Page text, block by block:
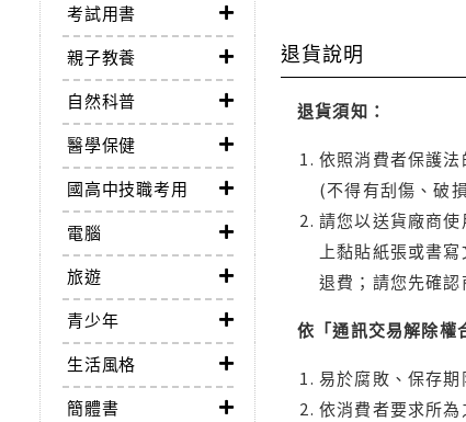
考試用書
親子教養
自然科普
醫學保健
國高中技職考用
電腦
旅遊
青少年
生活風格
簡體書
退貨說明
退貨須知：
依照消費者保護
(不得有刮傷、破
請您以送貨廠商
上黏貼紙張或書
退費；請您先確
依「通訊交易解除權
易於腐敗、保存
依消費者要求所